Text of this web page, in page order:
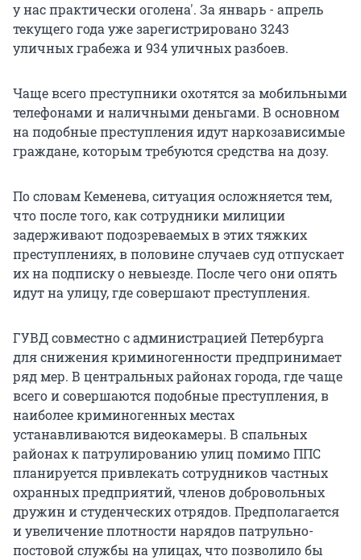
у нас практически оголена'. За январь - апрель
текущего года уже зарегистрировано 3243
уличных грабежа и 934 уличных разбоев.
Чаще всего преступники охотятся за мобильными
телефонами и наличными деньгами. В основном
на подобные преступления идут наркозависимые
граждане, которым требуются средства на дозу.
По словам Кеменева, ситуация осложняется тем,
что после того, как сотрудники милиции
задерживают подозреваемых в этих тяжких
преступлениях, в половине случаев суд отпускает
их на подписку о невыезде. После чего они опять
идут на улицу, где совершают преступления.
ГУВД совместно с администрацией Петербурга
для снижения криминогенности предпринимает
ряд мер. В центральных районах города, где чаще
всего и совершаются подобные преступления, в
наиболее криминогенных местах
устанавливаются видеокамеры. В спальных
районах к патрулированию улиц помимо ППС
планируется привлекать сотрудников частных
охранных предприятий, членов добровольных
дружин и студенческих отрядов. Предполагается
и увеличение плотности нарядов патрульно-
постовой службы на улицах, что позволило бы